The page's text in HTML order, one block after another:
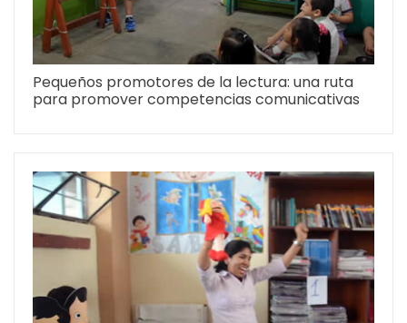
Pequeños promotores de la lectura: una ruta
para promover competencias comunicativas